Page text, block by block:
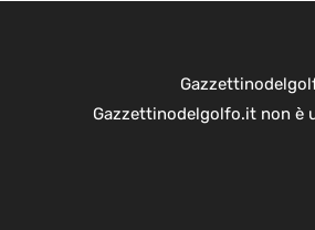
Gazzettinodelgolfo.it non è